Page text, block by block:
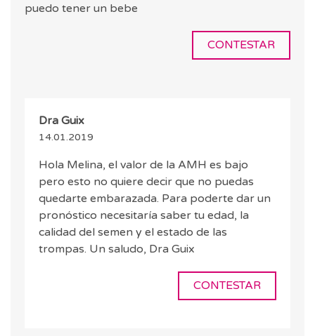
puedo tener un bebe
CONTESTAR
Dra Guix
14.01.2019
Hola Melina, el valor de la AMH es bajo
pero esto no quiere decir que no puedas
quedarte embarazada. Para poderte dar un
pronóstico necesitaría saber tu edad, la
calidad del semen y el estado de las
trompas. Un saludo, Dra Guix
CONTESTAR